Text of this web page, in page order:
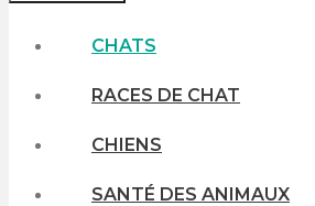
CHATS
RACES DE CHAT
CHIENS
SANTÉ DES ANIMAUX